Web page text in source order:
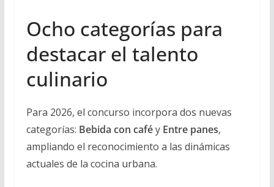
Ocho categorías para
destacar el talento
culinario
Para 2026, el concurso incorpora dos nuevas
categorías: Bebida con caféy Entre panes,
ampliando el reconocimiento a las dinámicas
actuales de la cocina urbana.